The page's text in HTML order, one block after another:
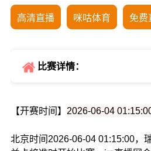
高清直播 咪咕体育 免费
比赛详情：
【开赛时间】 2026-06-04
北京时间2026-06-04 01:15:00，